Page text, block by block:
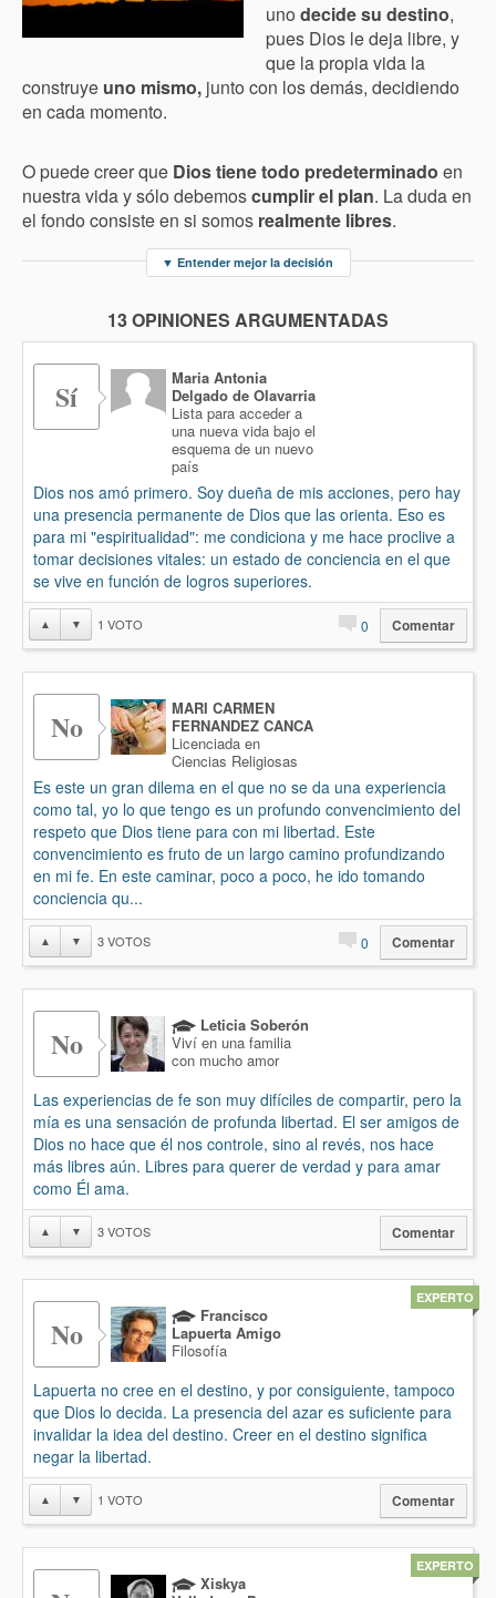
uno decide su destino,
pues Dios le deja libre, y
que la propia vida la
construye uno mismo, junto con los demás, decidiendo
en cada momento.
O puede creer que Dios tiene todo predeterminado en
nuestra vida y sólo debemoscumplir el plan. La duda en
el fondo consiste en si somos realmente libres.
▼ Entender mejor la decisión
13 OPINIONES ARGUMENTADAS
Sí
Maria Antonia
Delgado de Olavarria
Lista para acceder a
una nueva vida bajo el
esquema de un nuevo
país
Dios nos amó primero. Soy dueña de mis acciones, pero hay
una presencia permanente de Dios que las orienta. Eso es
para mi "espiritualidad": me condiciona y me hace proclive a
tomar decisiones vitales: un estado de conciencia en el que
se vive en función de logros superiores.
▲ ▼ 1 VOTO 0 Comentar
No
MARI CARMEN
FERNANDEZ CANCA
Licenciada en
Ciencias Religiosas
Es este un gran dilema en el que no se da una experiencia
como tal, yo lo que tengo es un profundo convencimiento del
respeto que Dios tiene para con mi libertad. Este
convencimiento es fruto de un largo camino profundizando
en mi fe. En este caminar, poco a poco, he ido tomando
conciencia qu...
▲ ▼ 3VOTOS 0 Comentar
No
Leticia Soberón
Viví en una familia
con mucho amor
Las experiencias de fe son muy difíciles de compartir, pero la
mía es una sensación de profunda libertad. El ser amigos de
Dios no hace que él nos controle, sino al revés, nos hace
más libres aún. Libres para querer de verdad y para amar
como Él ama.
▲ ▼ 3VOTOS Comentar
No
Francisco
Lapuerta Amigo
Filosofía
Lapuerta no cree en el destino, y por consiguiente, tampoco
que Dios lo decida. La presencia del azar es suficiente para
invalidar la idea del destino. Creer en el destino significa
negar la libertad.
EXPERTO
▲ ▼ 1 VOTO Comentar
Xiskya
EXPERTO